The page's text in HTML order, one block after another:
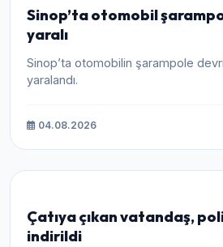
Sinop’ta otomobil
yaralı
Sinop’ta otomobilin şarampole
yaralandı.
04.08.2026
Çatıya çıkan vatandaş,
indirildi